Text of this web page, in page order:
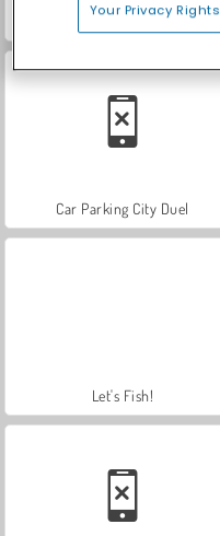
Hidden Object: Street of Secrets
Car Parking City Duel
Let's Fish!
Your Privacy Rights